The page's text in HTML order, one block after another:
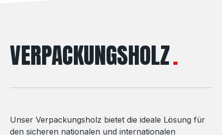
VERPACKUNGSHOLZ
Unser Verpackungsholz bietet die ideale Lösung für
den sicheren nationalen und internationalen